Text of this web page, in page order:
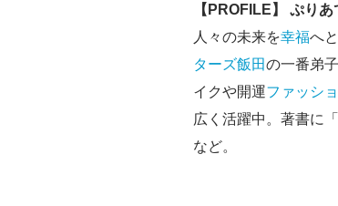
【PROFILE】 ぷり
人々の未来を幸福へ
ターズ飯田の一番弟
イクや開運ファッシ
広く活躍中。著書に
など。